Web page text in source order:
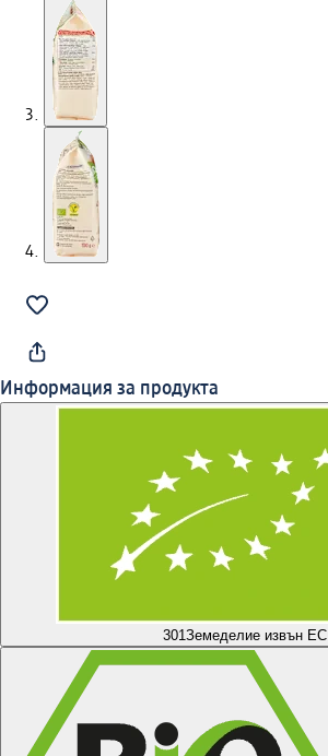
Информация за продукта
301Земеделие извън ЕС